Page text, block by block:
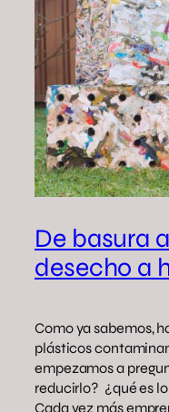
De basura
desecho a
Como ya sabemos,
plásticos
empezamos a
reducirlo? ¿qué es
Cada vez más